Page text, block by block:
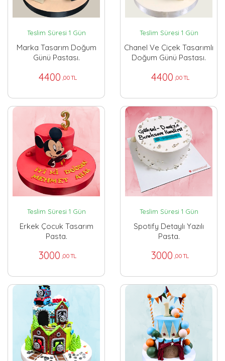
Teslim Süresi 1 Gün
Marka Tasarım Doğum
Günü Pastası.
4400 ,00 TL
Teslim Süresi 1 Gün
Chanel Ve Çiçek Tasarımlı
Doğum Günü Pastası.
4400 ,00 TL
Teslim Süresi 1 Gün
Erkek Çocuk Tasarım
Pasta.
3000 ,00 TL
Teslim Süresi 1 Gün
Spotify Detaylı Yazılı
Pasta.
3000 ,00 TL